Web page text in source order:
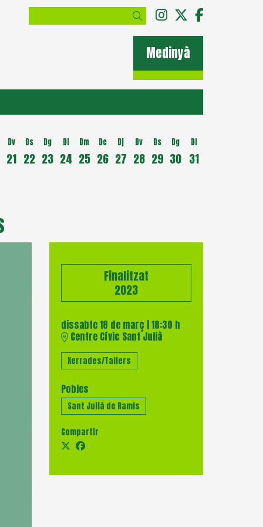
Link a instagram
Link a twitter
Link a
Cercar
Medinyà
Dv
21
Ds
22
Dg
23
Dl
24
Dm
25
Dc
26
Dj
27
Dv
28
Ds
29
Dg
30
Dl
31
Finalitzat
2023
dissabte 18 de març |18:30 h
Centre Cívic Sant Julià
Xerrades/Tallers
Pobles
Sant Julià de Ramis
Compartir